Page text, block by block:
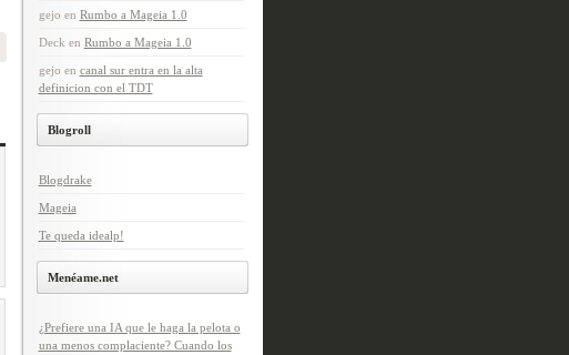
gejo en Rumbo a Mageia 1.0
Deck en Rumbo a Mageia 1.0
gejo en canal sur entra en la alta
definicion con el TDT
Blogroll
Blogdrake
Mageia
Te queda idealp!
Menéame.net
¿Prefiere una IA que le haga la pelota o
una menos complaciente? Cuando los